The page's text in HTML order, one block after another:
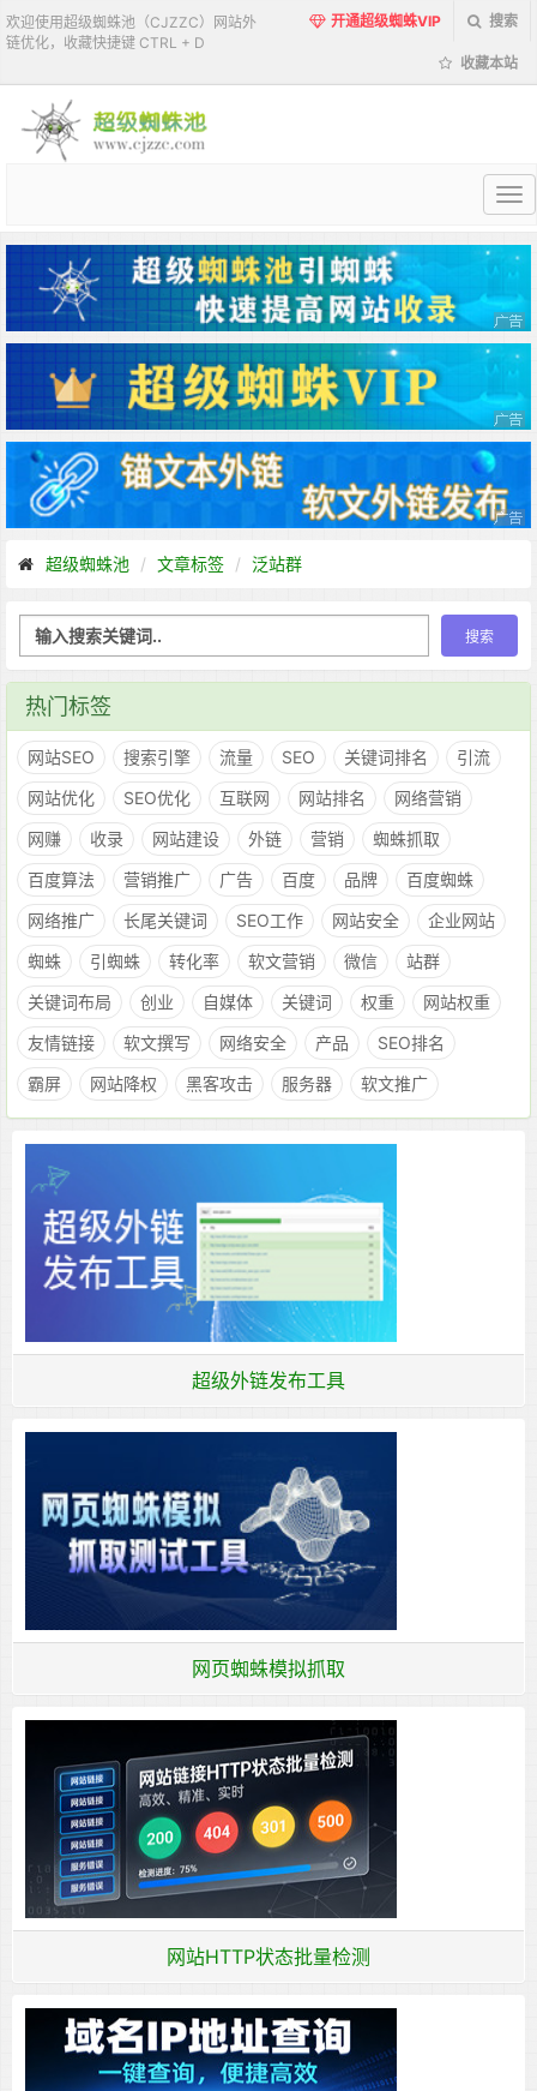
欢迎使用超级蜘蛛池（CJZZC）网站外
链优化，收藏快捷键 CTRL + D
开通超级蜘蛛VIP 搜索
收藏本站
超
蜘
蛛
池
超级蜘蛛池 文章标签 泛站群
热门标签
网站SEO 搜索引擎 流量 SEO 关键词排名
引流
网站优化
SEO优化 互联网 网站排名
网络营销
网赚
收录 网站建设 外链 营销
蜘蛛抓取
百度算法
营销推广 广告 百度 品牌
百度蜘蛛
网络推广
长尾关键词 SEO工作 网站安全
企业网站
蜘蛛
引蜘蛛 转化率 软文营销 微信
站群
关键词布局
创业 自媒体 关键词 权重
网站权重
友情链接
软文撰写 网络安全 产品
SEO排名
霸屏
网站降权 黑客攻击 服务器 软文推广
超级外链发布工具
网页蜘蛛模拟抓取
网站HTTP状态批量检测